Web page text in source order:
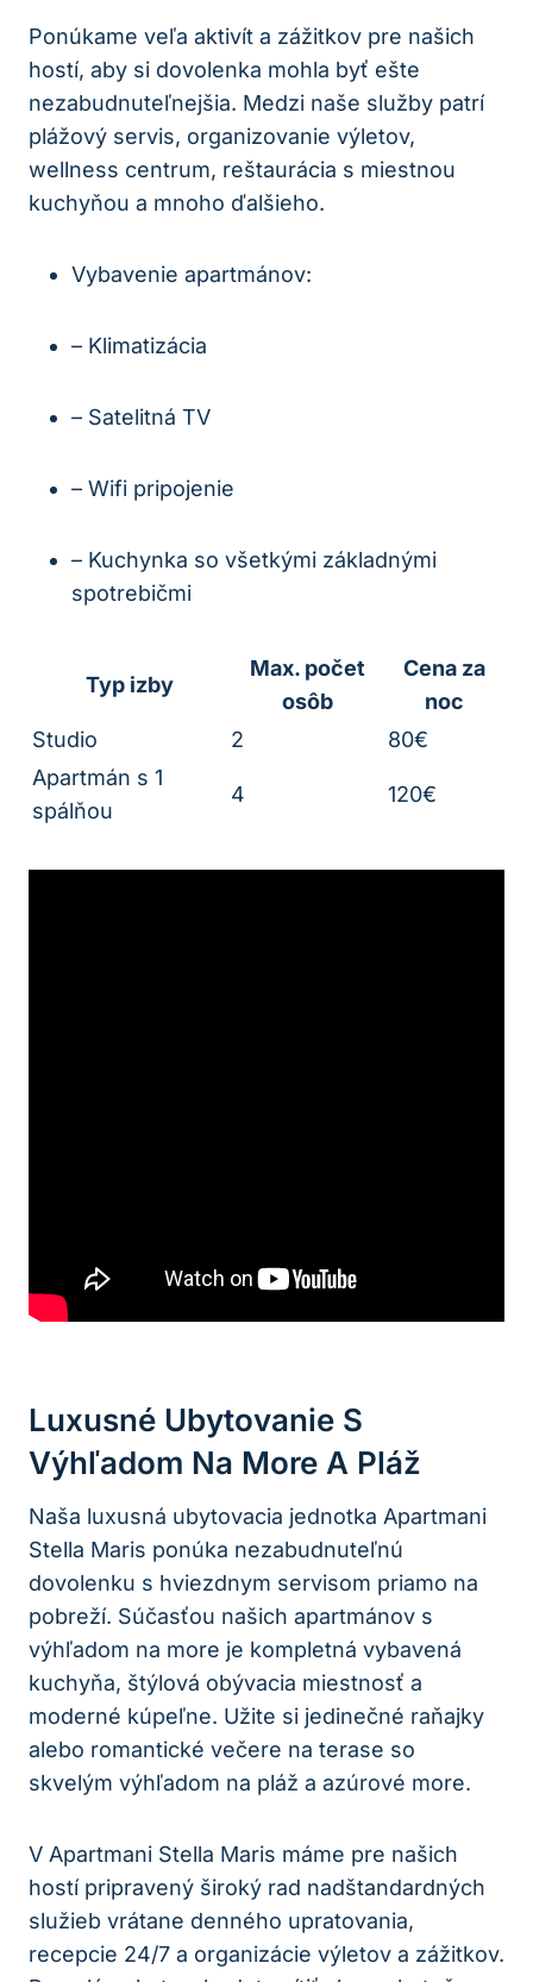
Ponúkame veľa aktivít a zážitkov pre našich
hostí, aby si dovolenka mohla byť ešte
nezabudnuteľnejšia. Medzi naše služby patrí
plážový servis, organizovanie výletov,
wellness centrum, reštaurácia s miestnou
kuchyňou a mnoho ďalšieho.
Vybavenie apartmánov:
– Klimatizácia
– Satelitná TV
– Wifi pripojenie
– Kuchynka so všetkými základnými
spotrebičmi
Typ izby
Max. počet
osôb
Cena za
noc
Studio
2
80€
Apartmán s 1
spálňou
4 120€
Luxusné Ubytovanie S
Výhľadom Na More A Pláž
Naša luxusná ubytovacia jednotka Apartmani
Stella Maris ponúka nezabudnuteľnú
dovolenku s hviezdnym servisom priamo na
pobreží. Súčasťou našich apartmánov s
výhľadom na more je kompletná vybavená
kuchyňa, štýlová obývacia miestnosť a
moderné kúpeľne. Užite si jedinečné raňajky
alebo romantické večere na terase so
skvelým výhľadom na pláž a azúrové more.
V Apartmani Stella Maris máme pre našich
hostí pripravený široký rad nadštandardných
služieb vrátane denného upratovania,
recepcie 24/7 a organizácie výletov a zážitkov.